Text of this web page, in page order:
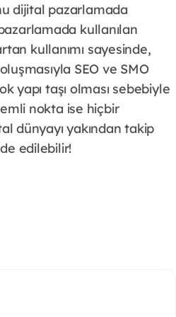
dijital pazarlamada
kullanılan
kullanımı sayesinde,
SEO ve SMO
yapı taşı olması sebebiyle
nokta ise hiçbir
dünyayı yakından takip
edilebilir!